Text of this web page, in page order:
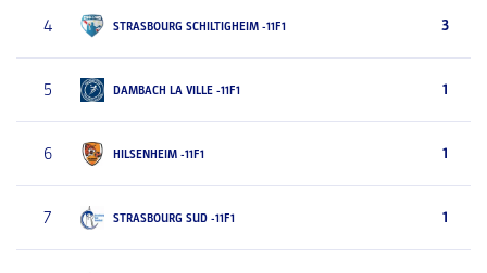
4 STRASBOURG SCHILTIGHEIM -11F1 3
5 DAMBACH LA VILLE -11F1 1
6 HILSENHEIM -11F1 1
7 STRASBOURG SUD -11F1 1